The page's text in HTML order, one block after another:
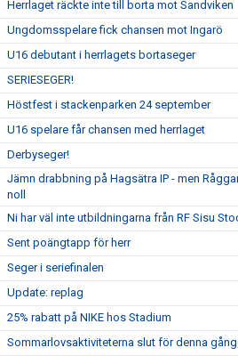
Herrlaget räckte inte till borta mot Sandviken
Ungdomsspelare fick chansen mot Ingarö
U16 debutant i herrlagets bortaseger
SERIESEGER!
Höstfest i stackenparken 24 september
U16 spelare får chansen med herrlaget
Derbyseger!
Jämn drabbning på Hagsätra IP - men
noll
Ni har väl inte utbildningarna från RF Sisu
Sent poängtapp för herr
Seger i seriefinalen
Update: replag
25% rabatt på NIKE hos Stadium
Sommarlovsaktiviteterna slut för denna